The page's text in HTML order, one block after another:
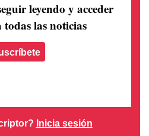
leyendo y acceder
todas las noticias
Inicia sesión